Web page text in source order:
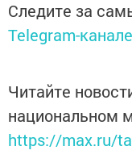
Следите за
Telegram-канале
Читайте
национальном
https://max.ru/